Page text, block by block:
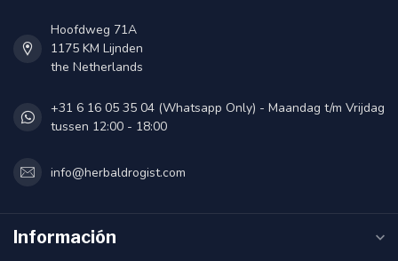
Hoofdweg 71A
1175 KM Lijnden
the Netherlands
+31 6 16 05 35 04 (Whatsapp Only) - Maandag t/m Vrijdag
tussen 12:00 - 18:00
info@herbaldrogist.com
Información